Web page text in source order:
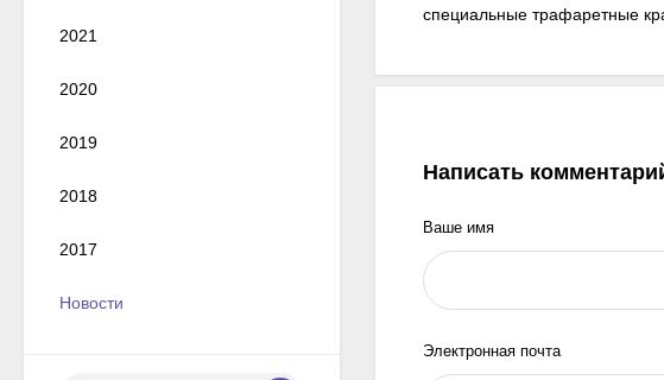
специальные трафаретные
Написать
Ваше имя
Электронная почта
2021
2020
2019
2018
2017
Новости